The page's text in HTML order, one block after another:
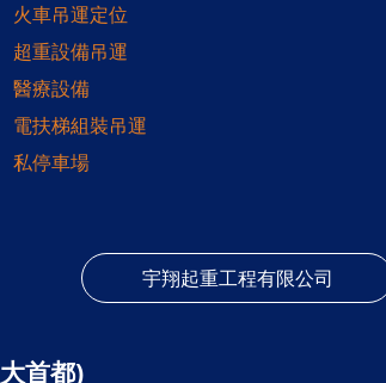
火車吊運定位
超重設備吊運
醫療設備
電扶梯組裝吊運
私停車場
宇翔起重工程有限公司
首都)